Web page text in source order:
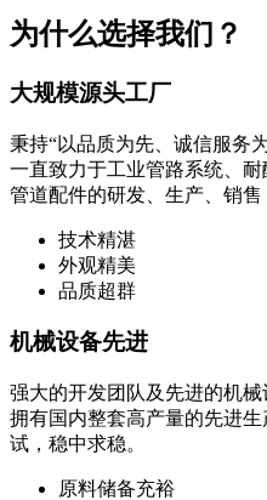
为什么选择我们？
大规模源头工厂
秉持“以品质为先、诚信服务
一直致力于工业管路系统、
管道配件的研发、生产、销售
技术精湛
外观精美
品质超群
机械设备先进
强大的开发团队及先进的机
拥有国内整套高产量的先进
试，稳中求稳。
原料储备充裕